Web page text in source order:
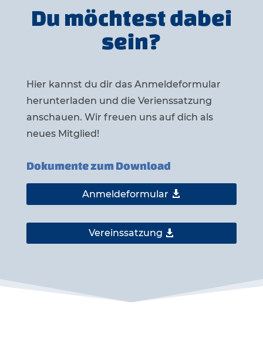
Du möchtest dabei
sein?
Hier kannst du dir das Anmeldeformular
herunterladen und die Verienssatzung
anschauen. Wir freuen uns auf dich als
neues Mitglied!
Dokumente zum Download
Anmeldeformular
Vereinssatzung